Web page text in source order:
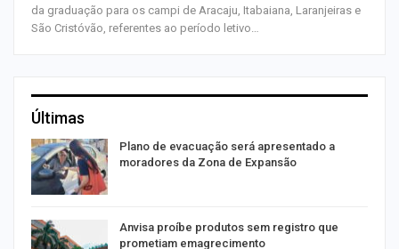
da graduação para os campi de Aracaju, Itabaiana, Laranjeiras e
São Cristóvão, referentes ao período letivo…
Últimas
Plano de evacuação será apresentado a
moradores da Zona de Expansão
Anvisa proíbe produtos sem registro que
prometiam emagrecimento